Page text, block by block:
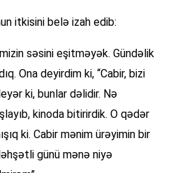
itkisini belə izah edib:
səsini eşitməyək. Gündəlik
Ona deyirdim ki, “Cabir, bizi
ki, bunlar dəlidir. Nə
kinoda bitirirdik. O qədər
ki. Cabir mənim ürəyimin bir
günü mənə niyə